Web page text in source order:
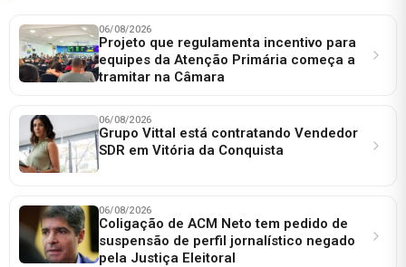
06/08/2026
Projeto que regulamenta incentivo para
equipes da Atenção Primária começa a
tramitar na Câmara
06/08/2026
Grupo Vittal está contratando Vendedor
SDR em Vitória da Conquista
06/08/2026
Coligação de ACM Neto tem pedido de
suspensão de perfil jornalístico negado
pela Justiça Eleitoral